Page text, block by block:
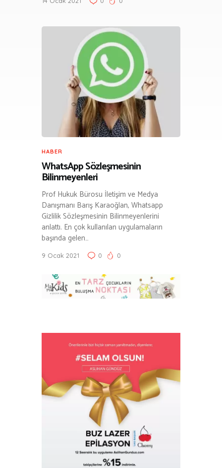
HABER
WhatsApp Sözleşmesinin
Bilinmeyenleri
Prof Hukuk Bürosu İletişim ve Medya
Danışmanı Barış Karaoğlan, Whatsapp
Gizlilik Sözleşmesinin Bilinmeyenlerini
anlattı. En çok kullanılan uygulamaların
başında gelen…
9 Ocak 2021 0 0